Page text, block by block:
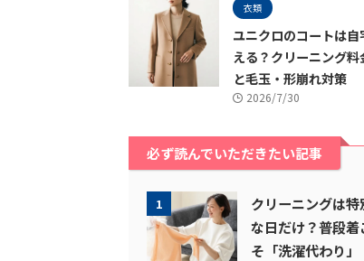
衣類
ユニクロのコートは自
える？クリーニング料
と毛玉・形崩れ対策
2026/7/30
必ず読んでいただきたい記事
1
クリーニングは特
な日だけ？普段着
そ「洗濯代わり」